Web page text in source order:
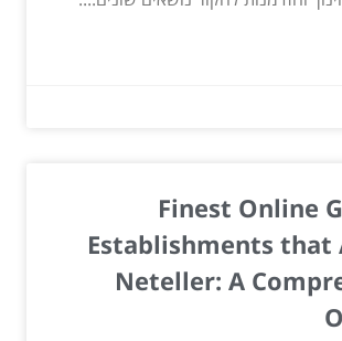
Finest Online
Establishments that
Neteller: A